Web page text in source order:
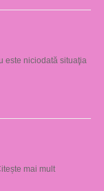
este niciodată situaţia
mai mult